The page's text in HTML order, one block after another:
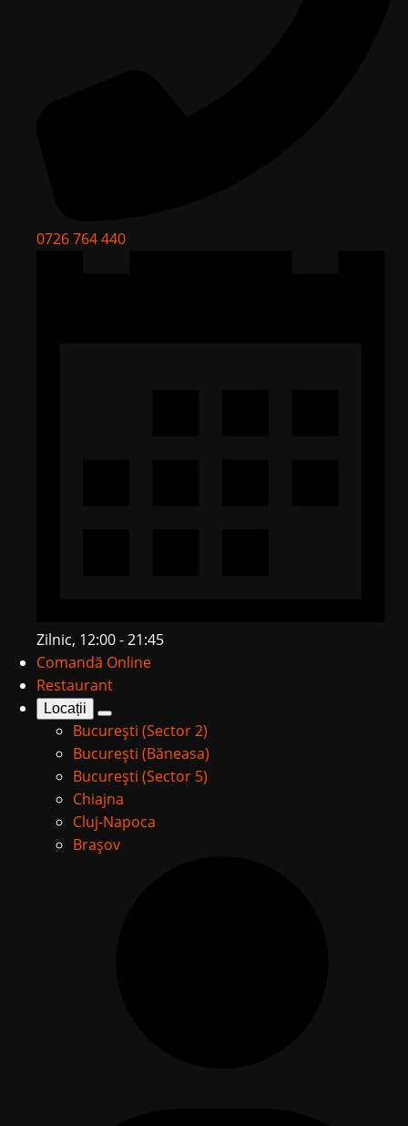
0726 764 440
Zilnic, 12:00 - 21:45
Comandă Online
Restaurant
Locații
București (Sector 2)
București (Băneasa)
București (Sector 5)
Chiajna
Cluj-Napoca
Brașov